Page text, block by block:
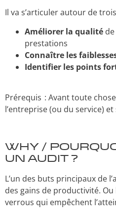
Il va s’articuler autour de
Améliorer la qualité
prestations
Connaître les
Identifier les points
Prérequis : Avant toute
l’entreprise (ou du service)
WHY /
un audit ?
L’un des buts principaux de
des gains de productivité.
verrous qui empêchent